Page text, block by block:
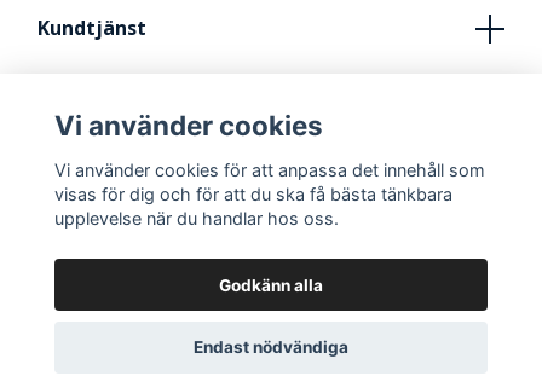
Kundtjänst
Kontakt
FRÅN IDÈ TILL STUDIO
Vi använder cookies
Vi använder cookies för att anpassa det innehåll som
visas för dig och för att du ska få bästa tänkbara
upplevelse när du handlar hos oss.
Godkänn alla
Endast nödvändiga